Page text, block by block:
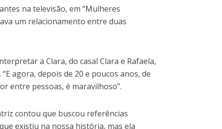
na televisão, em “Mulheres
um relacionamento entre duas
a Clara, do casal Clara e Rafaela,
agora, depois de 20 e poucos anos, de
entre pessoas, é maravilhoso”.
contou que buscou referências
existiu na nossa história, mas ela